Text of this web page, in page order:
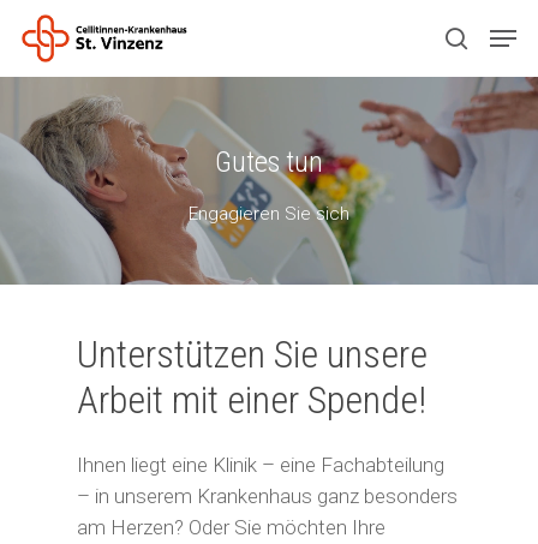
Drücken Sie ENTER zum Suchen oder ESC
zum Schließen.Gutes tun
Engagieren Sie sich
Unterstützen Sie unsere
Arbeit mit einer Spende!
Ihnen liegt eine Klinik – eine Fachabteilung
– in unserem Krankenhaus ganz besonders
am Herzen? Oder Sie möchten Ihre